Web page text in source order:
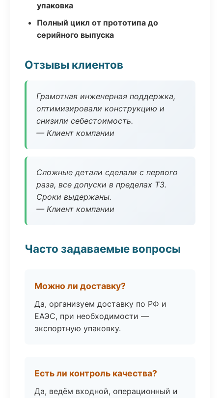
упаковка
Полный цикл от прототипа до
серийного выпуска
Отзывы клиентов
Грамотная инженерная поддержка,
оптимизировали конструкцию и
снизили себестоимость.
— Клиент компании
Сложные детали сделали с первого
раза, все допуски в пределах ТЗ.
Сроки выдержаны.
— Клиент компании
Часто задаваемые вопросы
Можно ли доставку?
Да, организуем доставку по РФ и
ЕАЭС, при необходимости —
экспортную упаковку.
Есть ли контроль качества?
Да, ведём входной, операционный и